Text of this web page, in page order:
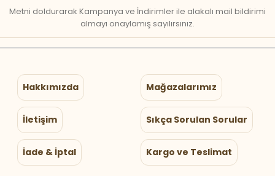
Metni doldurarak Kampanya ve İndirimler ile alakalı mail bildirimi
almayı onaylamış sayılırsınız.
Hakkımızda Mağazalarımız
İletişim Sıkça Sorulan Sorular
İade & İptal Kargo ve Teslimat